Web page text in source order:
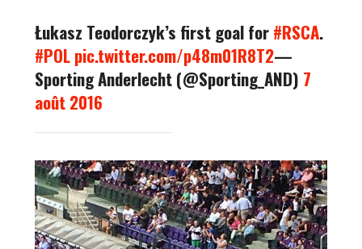
Łukasz Teodorczyk’s first goal for#RSCA.
#POL pic.twitter.com/p48m01R8T2—
Sporting Anderlecht (@Sporting_AND) 7
août 2016